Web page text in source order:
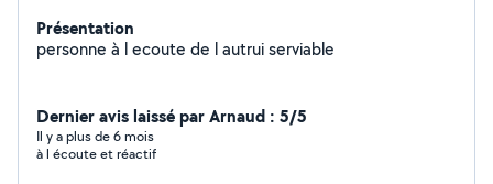
Présentation
personne à l ecoute de l autrui serviable
Dernier avis laissé par Arnaud : 5/5
Il y a plus de 6 mois
à l écoute et réactif